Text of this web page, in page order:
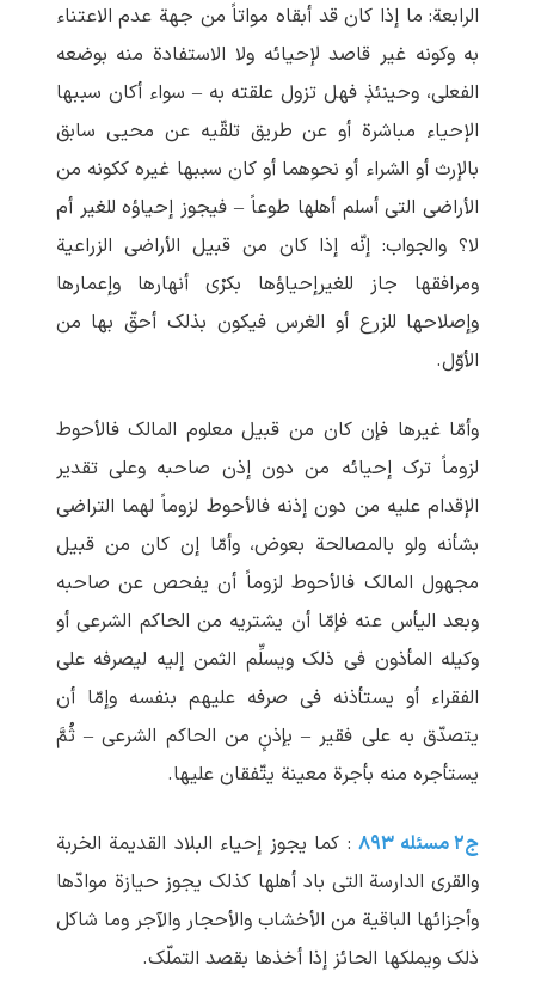
الرابعة: ما إذا کان قد أبقاه مواتاً من جهة عدم الاعتناء
به وکونه غیر قاصد لإحیائه ولا الاستفادة منه بوضعه
الفعلی، وحینئذٍ فهل تزول علقته به – سواء أکان سببها
الإحیاء مباشرة أو عن طریق تلقّیه عن محیی سابق
بالإرث أو الشراء أو نحوهما أو کان سببها غیره ککونه من
الأراضی التی أسلم أهلها طوعاً – فیجوز إحیاؤه للغیر أم
لا؟ والجواب: إنّه إذا کان من قبیل الأراضی الزراعیة
ومرافقها جاز للغیرإحیاؤها بکرْی أنهارها وإعمارها
وإصلاحها للزرع أو الغرس فیکون بذلک أحقّ بها من
الأوّل.
وأمّا غیرها فإن کان من قبیل معلوم المالک فالأحوط
لزوماً ترک إحیائه من دون إذن صاحبه وعلی تقدیر
الإقدام علیه من دون إذنه فالأحوط لزوماً لهما التراضی
بشأنه ولو بالمصالحة بعوض، وأمّا إن کان من قبیل
مجهول المالک فالأحوط لزوماً أن یفحص عن صاحبه
وبعد الیأس عنه فإمّا أن یشتریه من الحاکم الشرعی أو
وکیله المأذون فی ذلک ویسلِّم الثمن إلیه لیصرفه علی
الفقراء أو یستأذنه فی صرفه علیهم بنفسه وإمّا أن
یتصدّق به علی فقیر – بإذنٍ من الحاکم الشرعی – ثُمَّ
یستأجره منه بأجرة معینة یتّفقان علیها.
ج۲ مسئله ۸۹۳
: کما یجوز إحیاء البلاد القدیمة الخربة
والقری الدارسة التی باد أهلها کذلک یجوز حیازة موادّها
وأجزائها الباقیة من الأخشاب والأحجار والآجر وما شاکل
ذلک ویملکها الحائز إذا أخذها بقصد التملّک.